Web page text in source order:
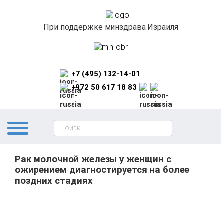
При поддержке минздрава Израиля
+7 (495) 132-14-01
+972 50 617 18 83
Рак молочной железы у женщин с
ожирением диагностируется на более
поздних стадиях